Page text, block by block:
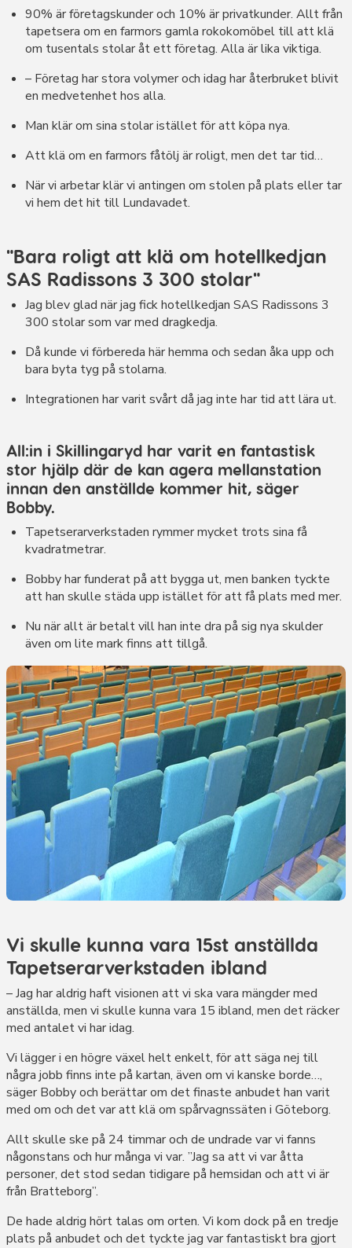
90% är företagskunder och 10% är privatkunder. Allt från
tapetsera om en farmors gamla rokokomöbel till att klä
om tusentals stolar åt ett företag. Alla är lika viktiga.
– Företag har stora volymer och idag har återbruket blivit
en medvetenhet hos alla.
Man klär om sina stolar istället för att köpa nya.
Att klä om en farmors fåtölj är roligt, men det tar tid…
När vi arbetar klär vi antingen om stolen på plats eller tar
vi hem det hit till Lundavadet.
"Bara roligt att klä om hotellkedjan
SAS Radissons 3 300 stolar"
Jag blev glad när jag fick hotellkedjan SAS Radissons 3
300 stolar som var med dragkedja.
Då kunde vi förbereda här hemma och sedan åka upp och
bara byta tyg på stolarna.
Integrationen har varit svårt då jag inte har tid att lära ut.
All:in i Skillingaryd har varit en fantastisk
stor hjälp där de kan agera mellanstation
innan den anställde kommer hit, säger
Bobby.
Tapetserarverkstaden rymmer mycket trots sina få
kvadratmetrar.
Bobby har funderat på att bygga ut, men banken tyckte
att han skulle städa upp istället för att få plats med mer.
Nu när allt är betalt vill han inte dra på sig nya skulder
även om lite mark finns att tillgå.
Vi skulle kunna vara 15st anställda
Tapetserarverkstaden ibland
– Jag har aldrig haft visionen att vi ska vara mängder med
anställda, men vi skulle kunna vara 15 ibland, men det räcker
med antalet vi har idag.
Vi lägger i en högre växel helt enkelt, för att säga nej till
några jobb finns inte på kartan, även om vi kanske borde…,
säger Bobby och berättar om det finaste anbudet han varit
med om och det var att klä om spårvagnssäten i Göteborg.
Allt skulle ske på 24 timmar och de undrade var vi fanns
någonstans och hur många vi var. ”Jag sa att vi var åtta
personer, det stod sedan tidigare på hemsidan och att vi är
från Bratteborg”.
De hade aldrig hört talas om orten. Vi kom dock på en tredje
plats på anbudet och det tyckte jag var fantastiskt bra gjort